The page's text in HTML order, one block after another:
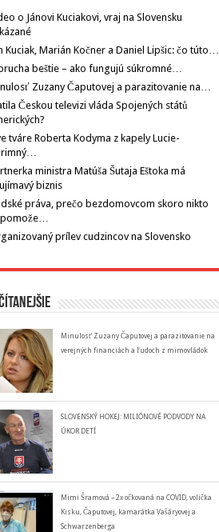
o Jánovi Kuciakovi, vraj na Slovensku
Kuciak, Marián Kočner a Daniel Lipšic: čo túto…
beštie – ako fungujú súkromné…
Zuzany Čaputovej a parazitovanie na…
Českou televizi vláda Spojených států
tváre Roberta Kodyma z kapely Lucie-
ministra Matúša Šutaja Eštoka má
biznis
práva, prečo bezdomovcom skoro nikto
prílev cudzincov na Slovensko
Minulosť Zuzany Čaputovej a parazitovanie na
verejných financiách a ľudoch z mimovládok
SLOVENSKÝ HOKEJ: MILIÓNOVÉ PODVODY NA
ÚKOR DETÍ
Mimi Šramová – 2x očkovaná na COVID, volička
Kisku, Čaputovej, kamarátka Vašáryovej a
Schwarzenberga